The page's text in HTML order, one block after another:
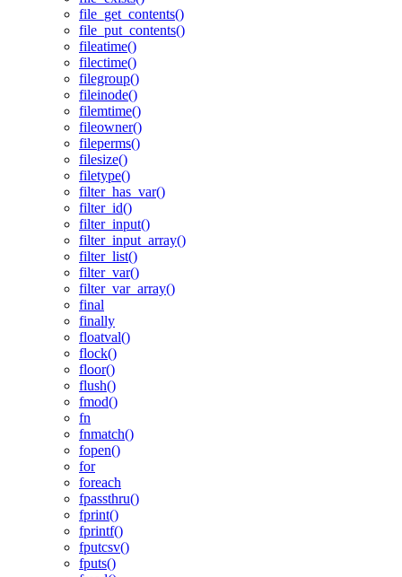
file_get_contents()
file_put_contents()
fileatime()
filectime()
filegroup()
fileinode()
filemtime()
fileowner()
fileperms()
filesize()
filetype()
filter_has_var()
filter_id()
filter_input()
filter_input_array()
filter_list()
filter_var()
filter_var_array()
final
finally
floatval()
flock()
floor()
flush()
fmod()
fn
fnmatch()
fopen()
for
foreach
fpassthru()
fprint()
fprintf()
fputcsv()
fputs()